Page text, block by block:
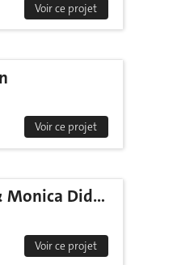
Voir ce projet
Voir ce projet
Priscilla Soulie & Monica Didier
Voir ce projet